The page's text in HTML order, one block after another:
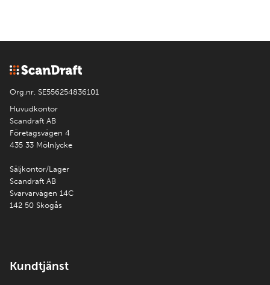
Org.nr. SE556254836101
Huvudkontor
Scandraft AB
Företagsvägen 4
435 33 Mölnlycke
Säljkontor/Lager
Scandraft AB
Svarvarvägen 14C
142 50 Skogås
Kundtjänst